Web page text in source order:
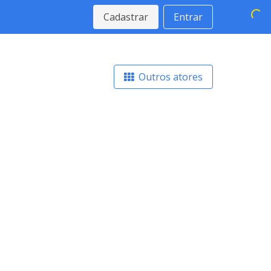
Cadastrar Entrar
Outros atores